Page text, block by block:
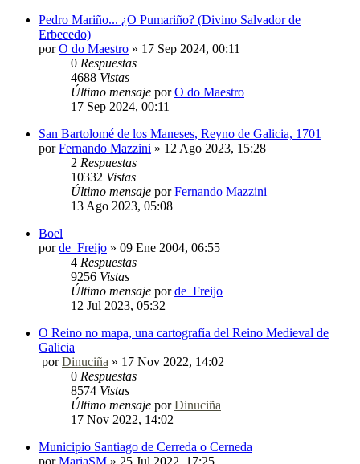
Pedro Mariño... ¿O Pumariño? (Divino Salvador de
Erbecedo)
porO do Maestro » 17 Sep 2024, 00:11
0 Respuestas
4688 Vistas
Último mensaje porO do Maestro
17 Sep 2024, 00:11
San Bartolomé de los Maneses, Reyno de Galicia, 1701
porFernando Mazzini » 12 Ago 2023, 15:28
2 Respuestas
10332 Vistas
Último mensaje porFernando Mazzini
13 Ago 2023, 05:08
Boel
porde_Freijo » 09 Ene 2004, 06:55
4 Respuestas
9256 Vistas
Último mensaje porde_Freijo
12 Jul 2023, 05:32
O Reino no mapa, una cartografía del Reino Medieval de
Galicia
porDinuciña » 17 Nov 2022, 14:02
0 Respuestas
8574 Vistas
Último mensaje porDinuciña
17 Nov 2022, 14:02
Municipio Santiago de Cerreda o Cerneda
porMariaSM » 25 Jul 2022, 17:25